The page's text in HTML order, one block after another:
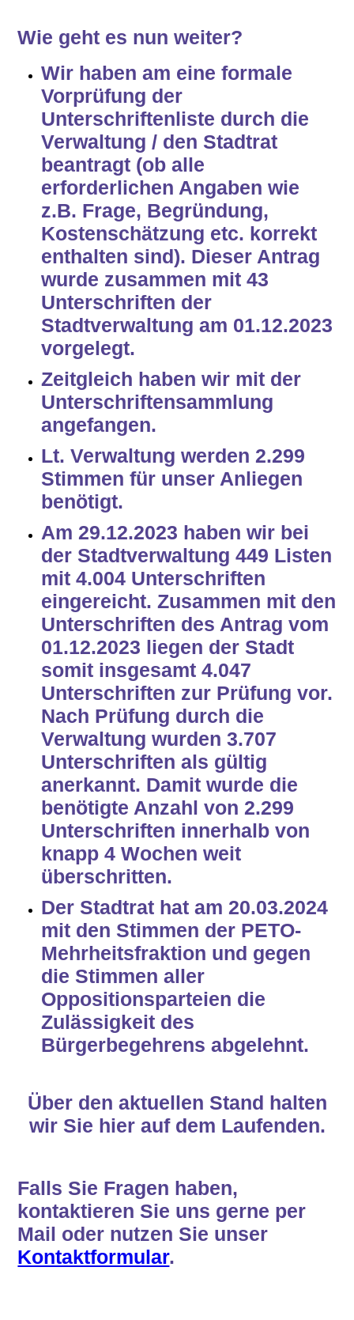
Wie geht es nun weiter?
Wir haben am eine formale
Vorprüfung der
Unterschriftenliste durch die
Verwaltung / den Stadtrat
beantragt (ob alle
erforderlichen Angaben wie
z.B. Frage, Begründung,
Kostenschätzung etc. korrekt
enthalten sind). Dieser Antrag
wurde zusammen mit 43
Unterschriften der
Stadtverwaltung am 01.12.2023
vorgelegt.
Zeitgleich haben wir mit der
Unterschriftensammlung
angefangen.
Lt. Verwaltung werden 2.299
Stimmen für unser Anliegen
benötigt.
Am 29.12.2023 haben wir bei
der Stadtverwaltung 449 Listen
mit 4.004 Unterschriften
eingereicht. Zusammen mit den
Unterschriften des Antrag vom
01.12.2023 liegen der Stadt
somit insgesamt4.047
Unterschriften zur Prüfung vor.
Nach Prüfung durch die
Verwaltung wurden 3.707
Unterschriften als gültig
anerkannt. Damit wurde die
benötigte Anzahl von 2.299
Unterschriften innerhalb von
knapp 4 Wochen weit
überschritten.
Der Stadtrat hat am 20.03.2024
mit den Stimmen der PETO-
Mehrheitsfraktion und gegen
die Stimmen aller
Oppositionsparteien die
Zulässigkeit des
Bürgerbegehrens abgelehnt.
Über den aktuellen Stand halten
wir Sie hier auf dem Laufenden.
Falls Sie Fragen haben,
kontaktieren Sie uns gerne per
Mail oder nutzen Sie unser
Kontaktformular.